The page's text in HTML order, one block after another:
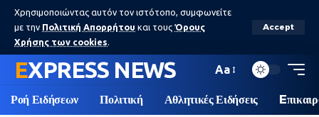
Χρησιμοποιώντας αυτόν τον ιστότοπο, συμφωνείτε
με την Πολιτική Απορρήτου και τους Όρους
Χρήσης των cookies.
Accept
EXPRESS NEWS Aa
Ροή Ειδήσεων Πολιτική Αθλητικές Ειδήσεις